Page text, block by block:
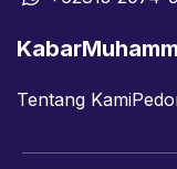
Tentang Kami